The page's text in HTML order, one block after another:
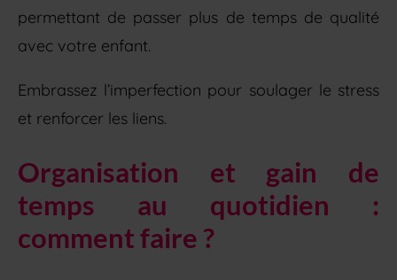
permettant de passer plus de temps de qualité
avec votre enfant.
Embrassez l’imperfection pour soulager le stress
et renforcer les liens.
Organisation et gain de
temps au quotidien :
comment faire ?